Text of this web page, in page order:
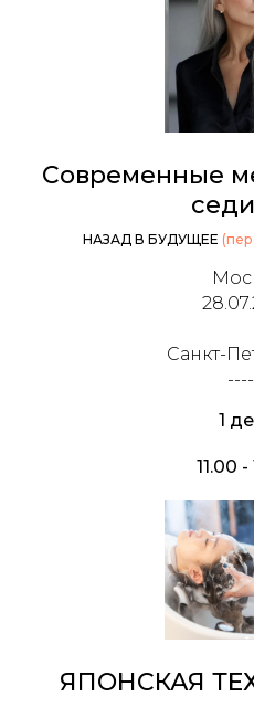
Современные
НАЗАД В БУДУЩЕЕ
Санкт-
1
11.00
ЯПОНСКАЯ